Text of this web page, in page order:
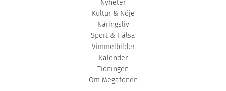
Nyheter
Kultur & Nöje
Näringsliv
Sport & Hälsa
Vimmelbilder
Kalender
Tidningen
Om Megafonen